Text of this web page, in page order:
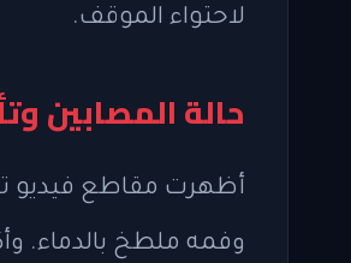
لاحتواء الموقف.
حالة المصابين
أظهرت مقاطع فيديو
وفمه ملطخ بالدماء.